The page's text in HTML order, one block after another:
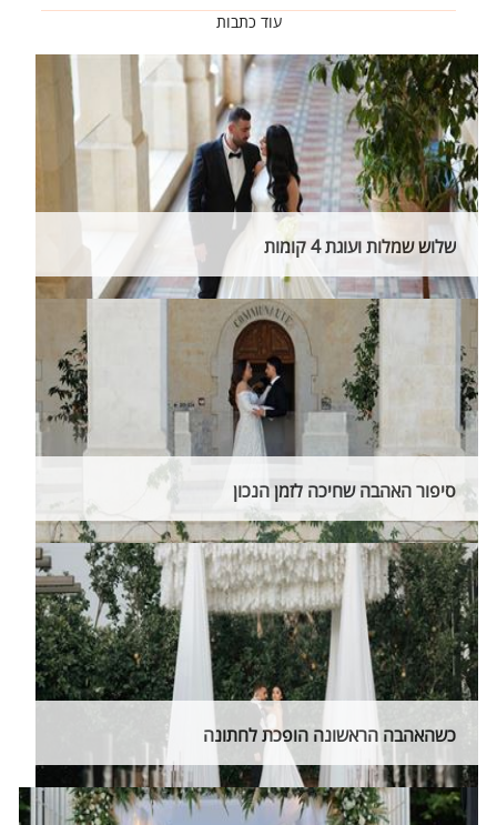
עוד כתבות
שלוש שמלות ועוגת 4 קומות
סיפור האהבה שחיכה לזמן הנכון
כשהאהבה הראשונה הופכת לחתונה